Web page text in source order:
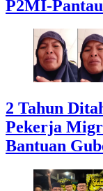
P2MI-
2 Tahun
Pekerja
Bantuan